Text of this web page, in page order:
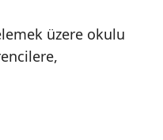
üzere okulu